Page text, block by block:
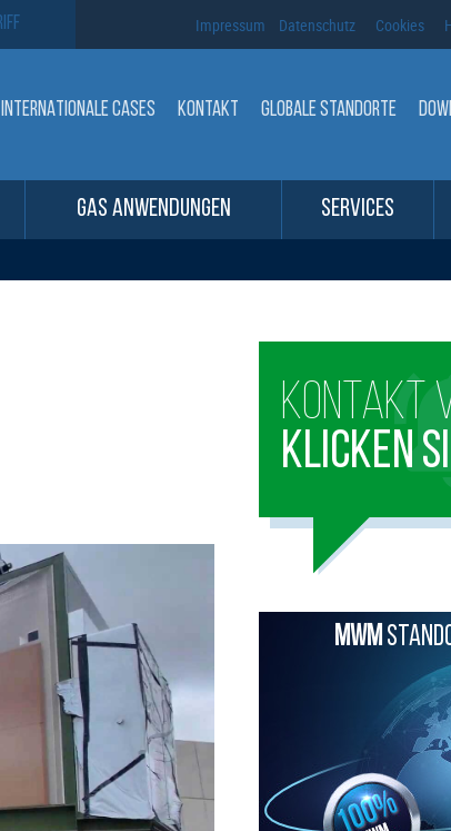
Impressum Datenschutz Cookies
INTERNATIONALE CASES KONTAKT GLOBALE STANDORTE
GAS ANWENDUNGEN SERVICES
KONTAKT
KLICKEN
MWM